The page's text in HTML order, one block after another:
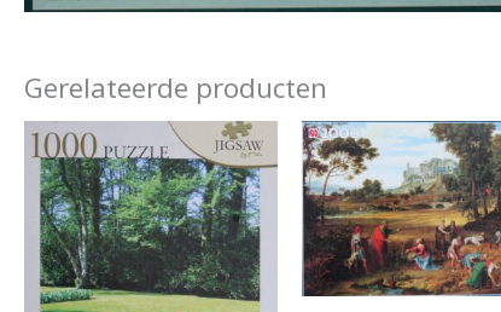
Gerelateerde producten